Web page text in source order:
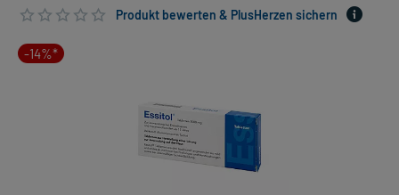
Produkt bewerten & PlusHerzen sichern
-14%*